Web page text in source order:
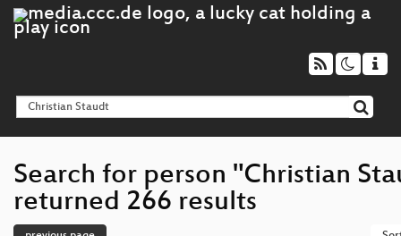
Search for person "Christian
returned 266 results